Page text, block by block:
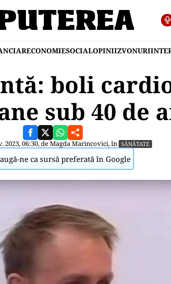
ECONOMIESOCIALOPINIIZVONURI
boli
sub 40 de
2023, 06:30, deMagda Marincovici, în SĂNĂTATE
ne ca sursă preferată în Google